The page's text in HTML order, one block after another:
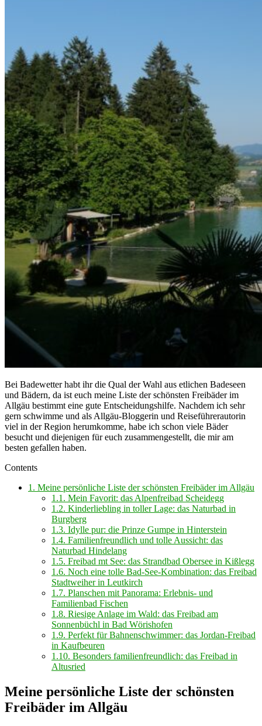
Bei Badewetter habt ihr die Qual der Wahl aus etlichen Badeseen
und Bädern, da ist euch meine Liste der schönsten Freibäder im
Allgäu bestimmt eine gute Entscheidungshilfe. Nachdem ich sehr
gern schwimme und als Allgäu-Bloggerin und Reiseführerautorin
viel in der Region herumkomme, habe ich schon viele Bäder
besucht und diejenigen für euch zusammengestellt, die mir am
besten gefallen haben.
Contents
1. Meine persönliche Liste der schönsten Freibäder im Allgäu
1.1. Mein Favorit: das Alpenfreibad Scheidegg
1.2. Kinderliebling in toller Lage: das Naturbad in
Burgberg
1.3. Idylle pur: die Prinze Gumpe in Hinterstein
1.4. Familienfreundlich und tolle Aussicht: das
Naturbad Hindelang
1.5. Freibad mt See: das Strandbad Obersee in Kißlegg
1.6. Noch eine tolle Bad-See-Kombination: das Freibad
Stadtweiher in Leutkirch
1.7. Planschen mit Panorama: Erlebnis- und
Familienbad Fischen
1.8. Riesige Anlage im Wald: das Freibad am
Sonnenbüchl in Bad Wörishofen
1.9. Perfekt für Bahnenschwimmer: das Jordan-Freibad
in Kaufbeuren
1.10. Besonders familienfreundlich: das Freibad in
Altusried
Meine persönliche Liste der schönsten
Freibäder im Allgäu